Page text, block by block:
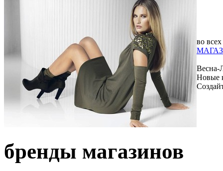
во всех
Весна-
Новые
бренды магазинов